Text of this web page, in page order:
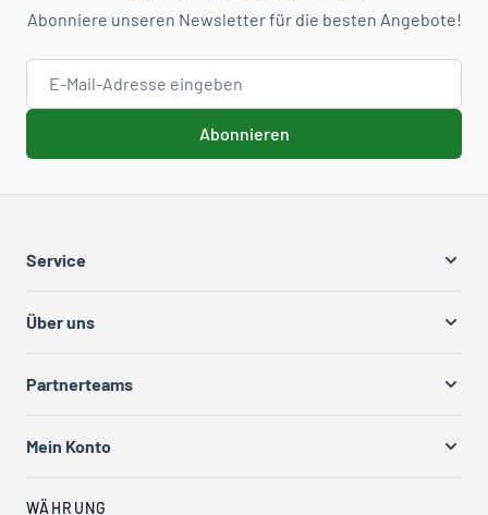
Abonniere unseren Newsletter für die besten Angebote!
E-Mail-Adresse
Abonnieren
Service
Über uns
Partnerteams
Mein Konto
WÄHRUNG